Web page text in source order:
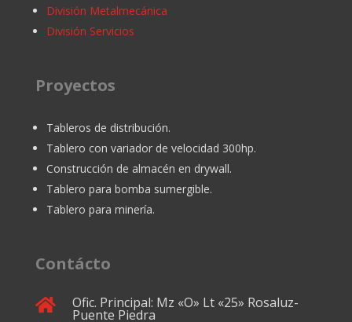
División Metalmecánica
División Servicios
Proyectos
Tableros de distribución.
Tablero con variador de velocidad 300hp.
Construcción de almacén en drywall.
Tablero para bomba sumergible.
Tablero para minería.
Contácto
 Ofic. Principal: Mz «O» Lt «25» Rosaluz-
Puente Piedra